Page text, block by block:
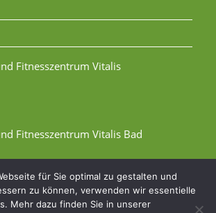
Fitnesszentrum Vitalis
Fitnesszentrum Vitalis Bad
für Sie optimal zu gestalten und
zu können, verwenden wir essentielle
Mehr dazu finden Sie in unserer